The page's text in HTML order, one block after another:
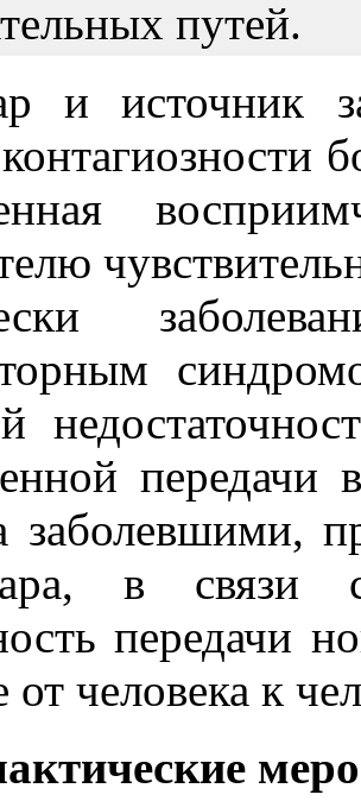
путей.
и источник
передачи
заболевшими,
в
передачи
от человека к